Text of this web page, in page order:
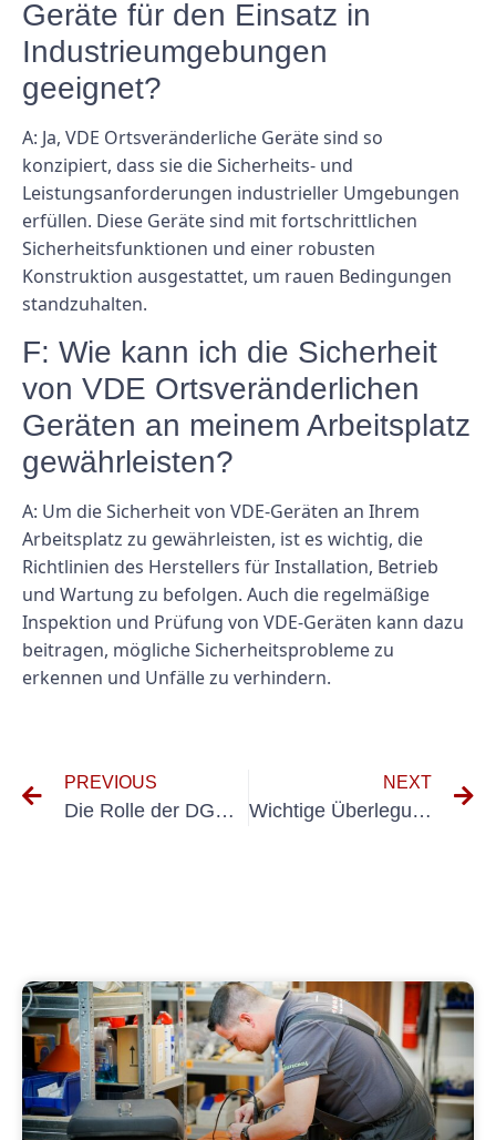
Geräte für den Einsatz in
Industrieumgebungen
geeignet?
A: Ja, VDE Ortsveränderliche Geräte sind so
konzipiert, dass sie die Sicherheits- und
Leistungsanforderungen industrieller Umgebungen
erfüllen. Diese Geräte sind mit fortschrittlichen
Sicherheitsfunktionen und einer robusten
Konstruktion ausgestattet, um rauen Bedingungen
standzuhalten.
F: Wie kann ich die Sicherheit
von VDE Ortsveränderlichen
Geräten an meinem Arbeitsplatz
gewährleisten?
A: Um die Sicherheit von VDE-Geräten an Ihrem
Arbeitsplatz zu gewährleisten, ist es wichtig, die
Richtlinien des Herstellers für Installation, Betrieb
und Wartung zu befolgen. Auch die regelmäßige
Inspektion und Prüfung von VDE-Geräten kann dazu
beitragen, mögliche Sicherheitsprobleme zu
erkennen und Unfälle zu verhindern.
PREVIOUS
Die Rolle der DGUV V3 bei der Unfallverhütung in Aufzugsanlagen
NEXT
Wichtige Überlegungen für eine erfolgreiche Anlagenprüfung in pharmazeutischen Anlagen